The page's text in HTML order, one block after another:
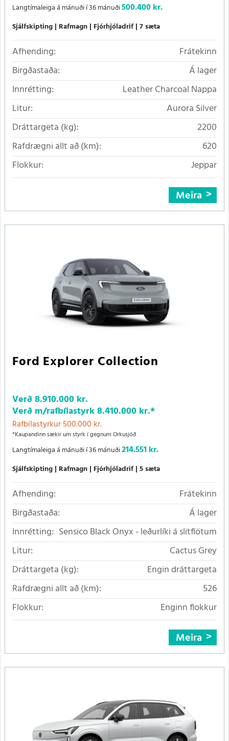
Langtímaleiga á mánuði í 36 mánuði500.400 kr.
Sjálfskipting Rafmagn Fjórhjóladrif 7 sæta
Afhending:
Frátekinn
Birgðastaða:
Á lager
Innrétting:
Leather Charcoal Nappa
Litur:
Aurora Silver
Dráttargeta (kg):
2200
Rafdrægni allt að (km):
620
Flokkur:
Jeppar
Meira
Ford Explorer Collection
Verð8.910.000 kr.
Verð m/rafbílastyrk8.410.000 kr.*
Rafbílastyrkur 500.000 kr.
*Kaupandinn sækir um styrk í gegnum Orkusjóð
Langtímaleiga á mánuði í 36 mánuði214.551 kr.
Sjálfskipting Rafmagn Fjórhjóladrif 5 sæta
Afhending:
Frátekinn
Birgðastaða:
Á lager
Innrétting: Sensico Black Onyx - leðurlíki á slitflötum
Litur:
Cactus Grey
Dráttargeta (kg):
Engin dráttargeta
Rafdrægni allt að (km):
526
Flokkur:
Enginn flokkur
Meira